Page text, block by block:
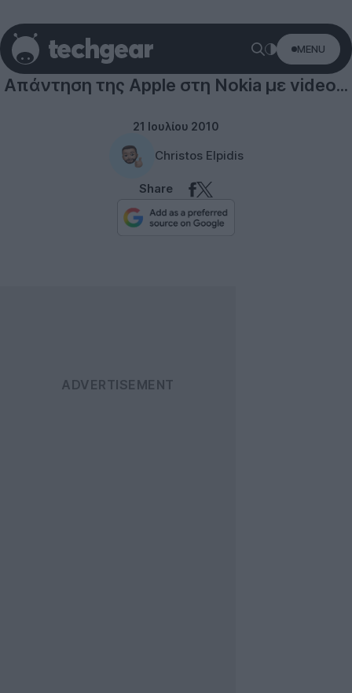
MENU
Απάντηση της Apple στη Nokia με video...
21 Ιουλίου 2010
Christos Elpidis
Share